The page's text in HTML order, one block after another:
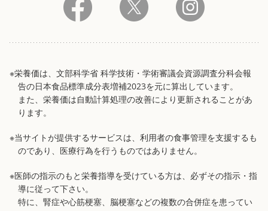
※栄養価は、文部科学省 科学技術・学術審議会資源調査分科会報
告の日本食品標準成分表増補2023を元に算出しています。
また、栄養価は自動計算処理の改善により更新されることがあ
ります。
※当サイトが提供するサービスは、利用者の食事管理を支援するも
のであり、医療行為を行うものではありません。
※医師の指示のもと栄養指導を受けている方は、必ずその指示・指
導に従って下さい。
特に、腎症や心筋梗塞、脳梗塞などの複数の合併症を患ってい